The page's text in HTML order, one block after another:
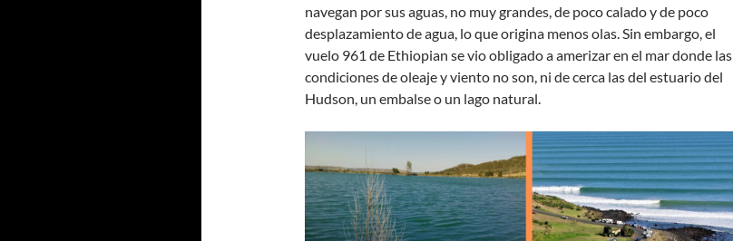
navegan por sus aguas, no muy grandes, de poco calado y de poco
desplazamiento de agua, lo que origina menos olas. Sin embargo, el
vuelo 961 de Ethiopian se vio obligado a amerizar en el mar donde las
condiciones de oleaje y viento no son, ni de cerca las del estuario del
Hudson, un embalse o un lago natural.